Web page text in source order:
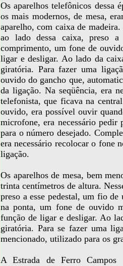
Os aparelhos telefônicos dessa
os mais modernos, de mesa,
aparelho, com caixa de
ao lado dessa caixa, preso
comprimento, um fone de
ligar e desligar. Ao lado da
giratória. Para fazer uma
ouvido do gancho que,
da ligação. Na seqüência, era
telefonista, que ficava na
ouvido, era possível ouvir
microfone, era necessário pedir
para o número desejado.
era necessário recolocar o fone
ligação.
Os aparelhos de mesa, bem
trinta centímetros de altura.
preso a esse pedestal, um fio
na ponta, um fone de ouvido
função de ligar e desligar. Ao
giratória. Para se fazer uma
mencionado, utilizado para os
A Estrada de Ferro